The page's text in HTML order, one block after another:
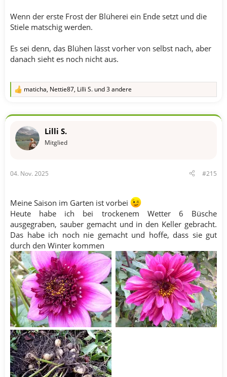
Wenn der erste Frost der Blüherei ein Ende setzt und die
Stiele matschig werden.
Es sei denn, das Blühen lässt vorher von selbst nach, aber
danach sieht es noch nicht aus.
R
k
o
:
maticha, Nettie87, Lilli S. und 3 andere
Lilli S.
Mitglied
04. Nov. 2025 #215
Meine Saison im Garten ist vorbei
Heute habe ich bei trockenem Wetter 6 Büsche
ausgegraben, sauber gemacht und in den Keller gebracht.
Das habe ich noch nie gemacht und hoffe, dass sie gut
durch den Winter kommen